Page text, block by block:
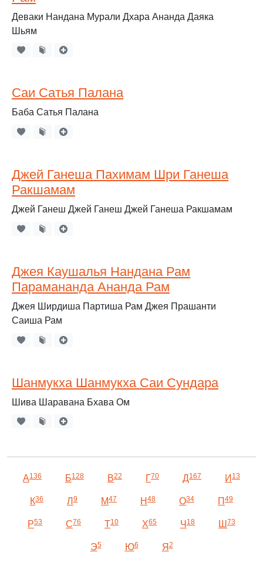
Деваки Нандана Мурали Дхара Ананда Даяка
Шьям
Саи Сатья Палана
Баба Сатья Палана
Джей Ганеша Пахимам Шри Ганеша
Ракшамам
Джей Ганеш Джей Ганеш Джей Ганеша Ракшамам
Джея Каушалья Нандана Рам
Парамананда Ананда Рам
Джея Ширдиша Партиша Рам Джея Прашанти
Саиша Рам
Шанмукха Шанмукха Саи Сундара
Шива Шаравана Бхава Ом
А136 Б128 В22 Г70 Д167 И 13
К36 Л 9 М47 Н 48 О34 П 49
Р53 С76 Т10 Х65 Ч 18 Ш 73
Э5 Ю6 Я2